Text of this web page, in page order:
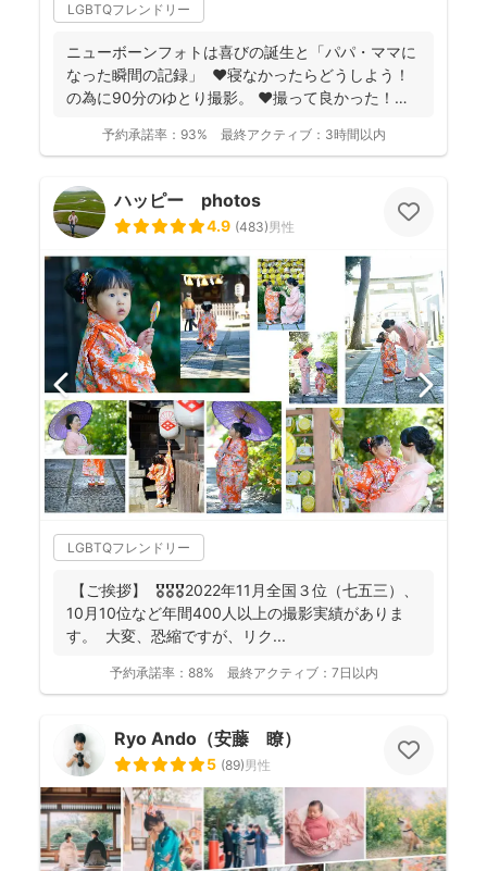
LGBTQフレンドリー
ニューボーンフォトは喜びの誕生と「パパ・ママに
なった瞬間の記録」 ❤️寝なかったらどうしよう！
の為に90分のゆとり撮影。 ❤️撮って良かった！未
予約承諾率： 93% 最終アクティブ： 3時間以内
ハッピー photos
4.9 (483)男性
LGBTQフレンドリー
【ご挨拶】 🎖️🎖️🎖️2022年11月全国３位（七五三）、
10月10位など年間400人以上の撮影実績がありま
す。 大変、恐縮ですが、リク...
予約承諾率： 88% 最終アクティブ： 7日以内
Ryo Ando（安藤 瞭）
5 (89)男性